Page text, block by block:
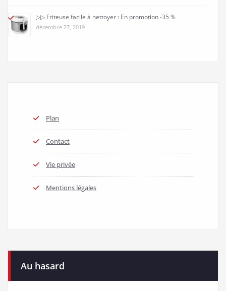
▷▷ Friteuse facile à nettoyer : En promotion -35 %
décembre 27, 2019
Plan
Contact
Vie privée
Mentions légales
Au hasard